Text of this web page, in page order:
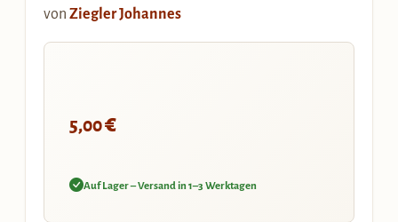
von Ziegler Johannes
5,00€
Auf Lager – Versand in 1–3 Werktagen